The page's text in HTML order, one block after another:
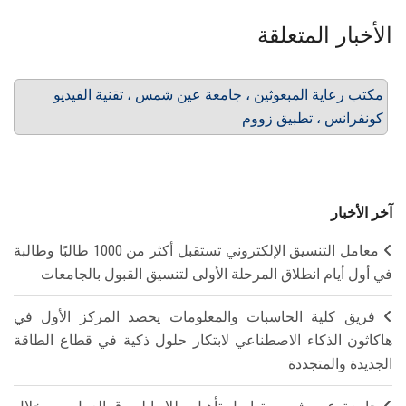
الأخبار المتعلقة
مكتب رعاية المبعوثين ، جامعة عين شمس ، تقنية الفيديو
كونفرانس ، تطبيق زووم
آخر الأخبار
معامل التنسيق الإلكتروني تستقبل أكثر من 1000 طالبًا وطالبة
في أول أيام انطلاق المرحلة الأولى لتنسيق القبول بالجامعات
فريق كلية الحاسبات والمعلومات يحصد المركز الأول في
هاكاثون الذكاء الاصطناعي لابتكار حلول ذكية في قطاع الطاقة
الجديدة والمتجددة